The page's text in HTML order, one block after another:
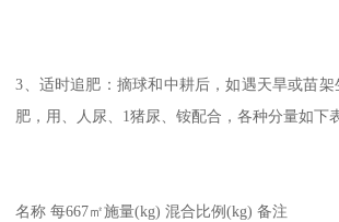
3、适时追肥：摘球和中耕后，如遇天旱或苗
肥，用、人尿、1猪尿、铵配合，各种分量如下
名称 每667㎡施量(kg) 混合比例(kg) 备注